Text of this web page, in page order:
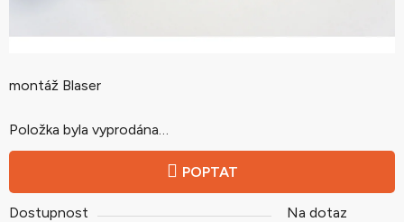
montáž Blaser
Položka byla vyprodána…
POPTAT
Dostupnost
Na dotaz